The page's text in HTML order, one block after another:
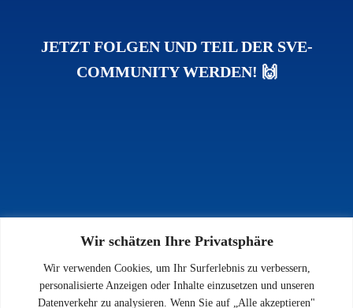
Wir schätzen Ihre Privatsphäre
Wir verwenden Cookies, um Ihr Surferlebnis zu verbessern,
personalisierte Anzeigen oder Inhalte einzusetzen und unseren
Datenverkehr zu analysieren. Wenn Sie auf „Alle akzeptieren"
JETZT FOLGEN UND TEIL DER SVE-
COMMUNITY WERDEN! 🙌
INFOS
Impressum
Datenschutz